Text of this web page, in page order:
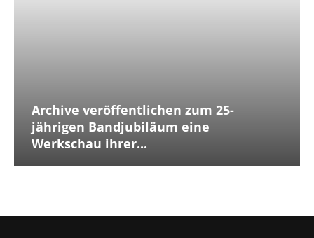
Archive veröffentlichen zum 25-
jährigen Bandjubiläum eine
Werkschau ihrer...